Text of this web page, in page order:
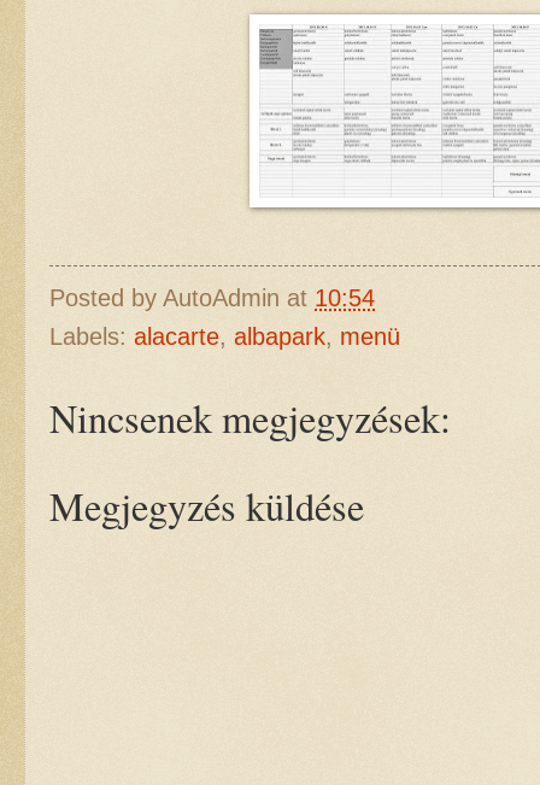
Posted by AutoAdmin at 10:54
Labels: alacarte, albapark, menü
Nincsenek megjegyzések:
Megjegyzés küldése